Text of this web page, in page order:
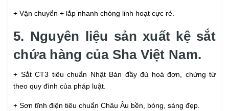
+ Vận chuyển + lắp nhanh chóng linh hoạt cực rẻ.
5. Nguyên liệu sản xuất kệ sắt
chứa hàng của Sha Việt Nam.
+ Sắt CT3 tiêu chuẩn Nhật Bản đầy đủ hoá đơn, chứng từ
theo quy đình của pháp luật.
+ Sơn tĩnh điện tiêu chuẩn Châu Âu bền, bóng, sáng đẹp.